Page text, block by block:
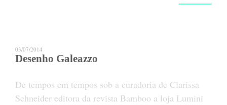
03/07/2014
Desenho Galeazzo
De tempos em tempos sob a curadoria de Clarissa
Schneider editora da revista Bamboo a loja Lumini